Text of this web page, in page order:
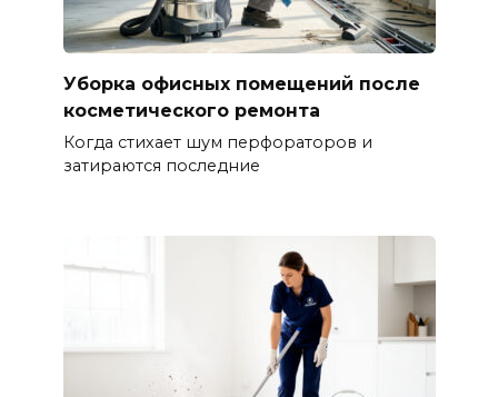
Уборка офисных помещений после
косметического ремонта
Когда стихает шум перфораторов и
затираются последние